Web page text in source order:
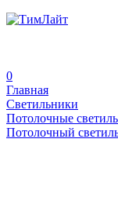
0
Главная
Светильники
Потолочные
Потолочный